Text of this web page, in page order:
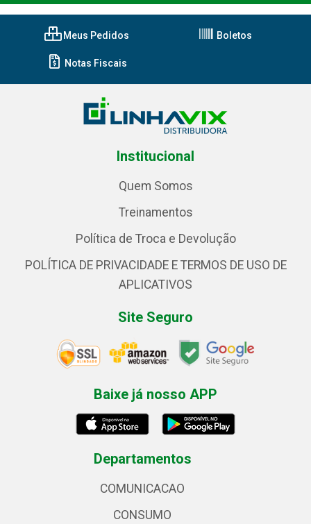
Meus Pedidos Boletos
Notas Fiscais
Institucional
Quem Somos
Treinamentos
Política de Troca e Devolução
POLÍTICA DE PRIVACIDADE E TERMOS DE USO DE
APLICATIVOS
Site Seguro
Baixe já nosso APP
Departamentos
COMUNICACAO
CONSUMO